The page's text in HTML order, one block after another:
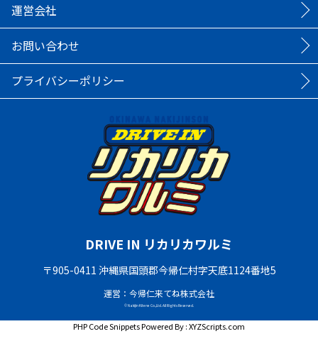
運営会社
お問い合わせ
プライバシーポリシー
DRIVE IN リカリカワルミ
〒905-0411 沖縄県国頭郡今帰仁村字天底1124番地5
運営：今帰仁来てね株式会社
© Nakijin Kitene Co.,Ltd. All Rights Reserved.
PHP Code SnippetsPowered By :XYZScripts.com